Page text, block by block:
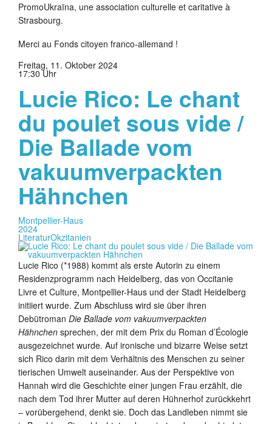
PromoUkraïna, une association culturelle et caritative à
Strasbourg.
Merci au Fonds citoyen franco-allemand !
Freitag, 11. Oktober 2024
17:30 Uhr
Lucie Rico: Le chant
du poulet sous vide /
Die Ballade vom
vakuumverpackten
Hähnchen
Montpellier-Haus
2024
LiteraturOkzitanien
Lucie Rico (*1988) kommt als erste Autorin zu einem
Residenzprogramm nach Heidelberg, das von Occitanie
Livre et Culture, Montpellier-Haus und der Stadt Heidelberg
initiiert wurde. Zum Abschluss wird sie über ihren
Debütroman Die Ballade vom vakuumverpackten
Hähnchen sprechen, der mit dem Prix du Roman d’Écologie
ausgezeichnet wurde. Auf ironische und bizarre Weise setzt
sich Rico darin mit dem Verhältnis des Menschen zu seiner
tierischen Umwelt auseinander. Aus der Perspektive von
Hannah wird die Geschichte einer jungen Frau erzählt, die
nach dem Tod ihrer Mutter auf deren Hühnerhof zurückkehrt
– vorübergehend, denkt sie. Doch das Landleben nimmt sie